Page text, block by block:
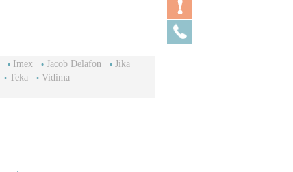
Imex Jacob Delafon
Jika
Teka
Vidima